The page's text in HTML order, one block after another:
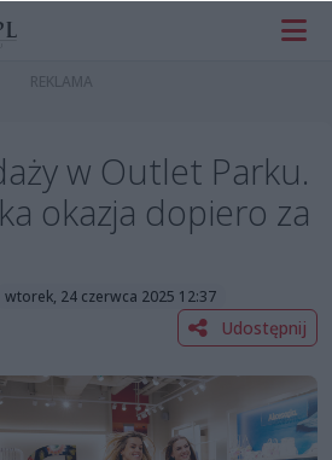
w Outlet Parku.
okazja dopiero za
wtorek, 24 czerwca 2025 12:37
Udostępnij